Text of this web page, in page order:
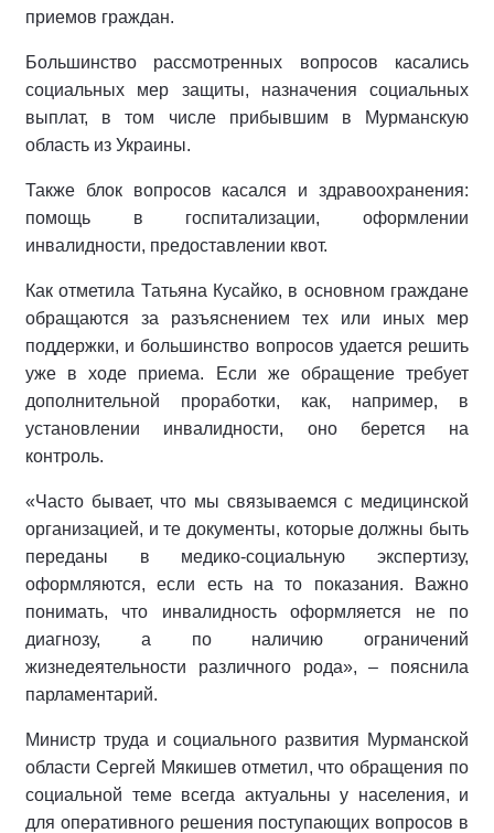
приемов граждан.
Большинство рассмотренных вопросов касались
социальных мер защиты, назначения социальных
выплат, в том числе прибывшим в Мурманскую
область из Украины.
Также блок вопросов касался и здравоохранения:
помощь в госпитализации, оформлении
инвалидности, предоставлении квот.
Как отметила Татьяна Кусайко, в основном граждане
обращаются за разъяснением тех или иных мер
поддержки, и большинство вопросов удается решить
уже в ходе приема. Если же обращение требует
дополнительной проработки, как, например, в
установлении инвалидности, оно берется на
контроль.
«Часто бывает, что мы связываемся с медицинской
организацией, и те документы, которые должны быть
переданы в медико-социальную экспертизу,
оформляются, если есть на то показания. Важно
понимать, что инвалидность оформляется не по
диагнозу, а по наличию ограничений
жизнедеятельности различного рода», – пояснила
парламентарий.
Министр труда и социального развития Мурманской
области Сергей Мякишев отметил, что обращения по
социальной теме всегда актуальны у населения, и
для оперативного решения поступающих вопросов в